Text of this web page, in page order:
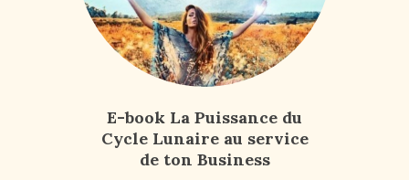
E-book La Puissance du
Cycle Lunaire au service
de ton Business